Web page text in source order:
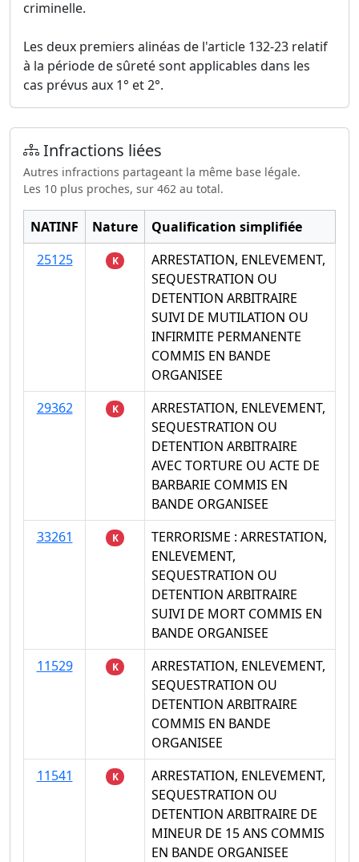
criminelle.
Les deux premiers alinéas de l'article 132-23 relatif
à la période de sûreté sont applicables dans les
cas prévus aux 1° et 2°.
Infractions liées
Autres infractions partageant la même base légale.
Les 10 plus proches, sur 462 au total.
NATINF Nature
Qualification simplifiée
25125
K
ARRESTATION, ENLEVEMENT,
SEQUESTRATION OU
DETENTION ARBITRAIRE
SUIVI DE MUTILATION OU
INFIRMITE PERMANENTE
COMMIS EN BANDE
ORGANISEE
29362
K
ARRESTATION, ENLEVEMENT,
SEQUESTRATION OU
DETENTION ARBITRAIRE
AVEC TORTURE OU ACTE DE
BARBARIE COMMIS EN
BANDE ORGANISEE
33261
K
TERRORISME : ARRESTATION,
ENLEVEMENT,
SEQUESTRATION OU
DETENTION ARBITRAIRE
SUIVI DE MORT COMMIS EN
BANDE ORGANISEE
11529
K
ARRESTATION, ENLEVEMENT,
SEQUESTRATION OU
DETENTION ARBITRAIRE
COMMIS EN BANDE
ORGANISEE
11541
K
ARRESTATION, ENLEVEMENT,
SEQUESTRATION OU
DETENTION ARBITRAIRE DE
MINEUR DE 15 ANS COMMIS
EN BANDE ORGANISEE